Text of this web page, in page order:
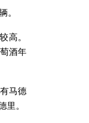
。
高。
酒年
马德
里。